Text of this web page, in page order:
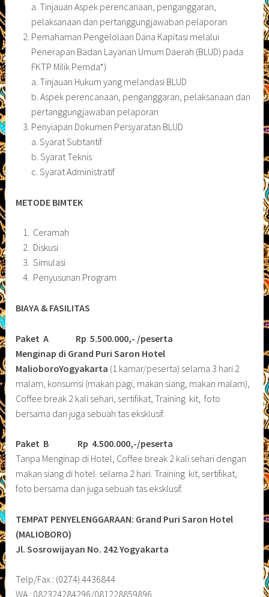
a. Tinjauan Aspek perencanaan, penganggaran,
pelaksanaan dan pertanggungjawaban pelaporan
Pemahaman Pengelolaan Dana Kapitasi melalui
Penerapan Badan Layanan Umum Daerah (BLUD) pada
FKTP Milik Pemda*)
a. Tinjauan Hukum yang melandasi BLUD
b. Aspek perencanaan, penganggaran, pelaksanaan dan
pertanggungjawaban pelaporan
Penyiapan Dokumen Persyaratan BLUD
a. Syarat Subtantif
b. Syarat Teknis
c. Syarat Administratif
METODE BIMTEK
Ceramah
Diskusi
Simulasi
Penyusunan Program
BIAYA & FASILITAS
Paket A Rp 5.500.000,- /peserta
Menginap di Grand Puri Saron Hotel
MalioboroYogyakarta (1 kamar/peserta) selama 3 hari 2
malam, konsumsi (makan pagi, makan siang, makan malam),
Coffee break 2 kali sehari, sertifikat, Training kit, foto
bersama dan juga sebuah tas eksklusif.
Paket B
Rp 4.500.000,-/peserta
Tanpa Menginap di Hotel, Coffee break 2 kali sehari dengan
makan siang di hotel selama 2 hari. Training kit, sertifikat,
foto bersama dan juga sebuah tas eksklusif.
TEMPAT PENYELENGGARAAN: Grand Puri Saron Hotel
(MALIOBORO)
Jl. Sosrowijayan No. 242 Yogyakarta
Telp/Fax : (0274) 4436844
WA : 082324284296/081228859896